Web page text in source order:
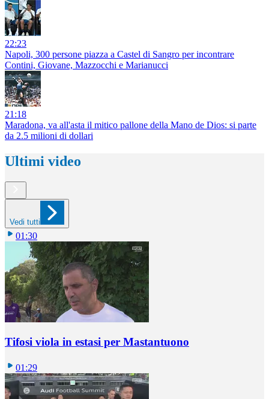
22:23
Napoli, 300 persone piazza a Castel di Sangro per incontrare
Contini, Giovane, Mazzocchi e Marianucci
21:18
Maradona, va all'asta il mitico pallone della Mano de Dios: si parte
da 2.5 milioni di dollari
Ultimi video
Vedi tutti
01:30
Tifosi viola in estasi per Mastantuono
01:29